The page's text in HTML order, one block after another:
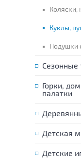
Коляски,
Куклы,
Подушки
Сезонные
Горки,
палатки
Детская
Детские